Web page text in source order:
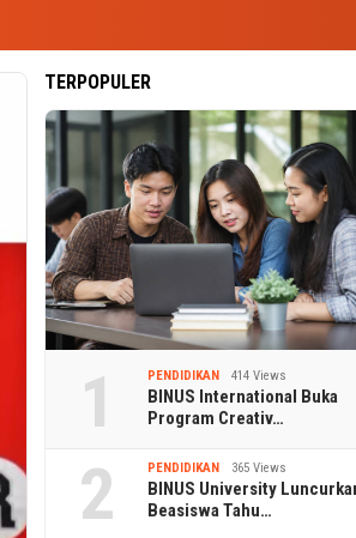
TERPOPULER
1 PENDIDIKAN 414 Views
BINUS International Buka
Program Creativ…
2 PENDIDIKAN 365 Views
BINUS University
Beasiswa Tahu…